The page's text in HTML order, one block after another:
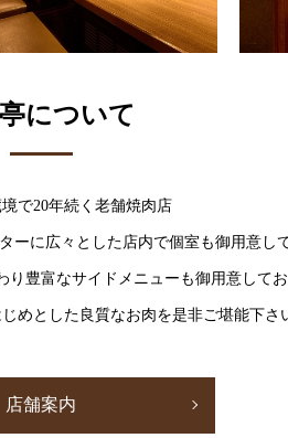
について
で20年続く老舗焼肉店
ーに広々とした店内で個室も御用意し
豊富なサイドメニューも御用意してお
めとした良質なお肉を是非ご堪能下さ
店舗案内